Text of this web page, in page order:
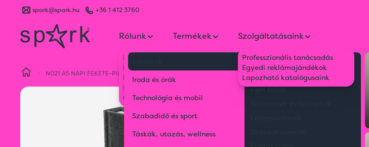
spark@spark.hu +36 1 412 3760
Rólunk
Kik vagyunk
Kapcsolat
Blog
Karrier
Gyakran Ismételt Kérdések
Termékek
Iroda és órák
Technológia és mobil
Szabadidő és sport
Táskák, utazás, wellness
Környezetbarát tollak
Műanyag tollak
Fém tollak
Szolgáltatásaink
Professzionális tanácsadás
Egyedi reklámajándékok
Lapozható katalógusaink
N021 A5 NAPI FEKETE-PIROS